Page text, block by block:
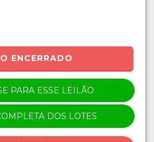
ENCERRADO
PARA ESSE LEILÃO
DOS LOTES